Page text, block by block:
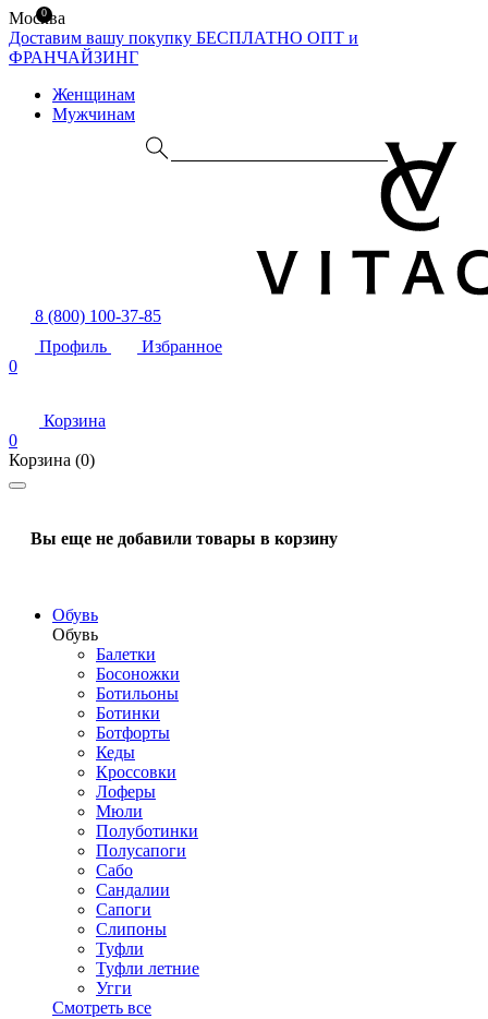
Москва
Доставим вашу покупку БЕСПЛАТНО ОПТ и
ФРАНЧАЙЗИНГ
Женщинам
Мужчинам
8 (800) 100-37-85
Профиль
Избранное
0
Корзина
0
Корзина (0)
Вы еще не добавили товары в корзину
Обувь
Обувь
Балетки
Босоножки
Ботильоны
Ботинки
Ботфорты
Кеды
Кроссовки
Лоферы
Мюли
Полуботинки
Полусапоги
Сабо
Сандалии
Сапоги
Слипоны
Туфли
Туфли летние
Угги
Смотреть все
0